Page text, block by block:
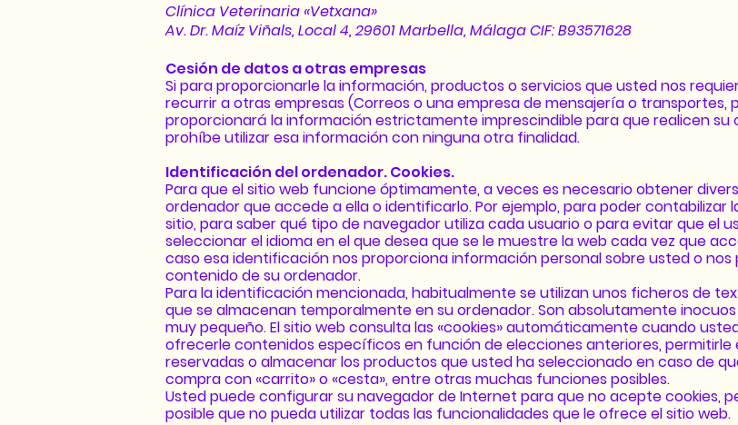
Clínica Veterinaria «Vetxana»
Av. Dr. Maíz Viñals, Local 4, 29601 Marbella, MálagaCIF: B93571628
Cesión de datos a otras empresas
Si para proporcionarle la información, productos o servicios que usted nos
recurrir a otras empresas (Correos o una empresa de mensajería o transportes,
proporcionará la información estrictamente imprescindible para que realicen su
prohíbe utilizar esa información con ninguna otra finalidad.
Identificación del ordenador. Cookies.
Para que el sitio web funcione óptimamente, a veces es necesario obtener
ordenador que accede a ella o identificarlo. Por ejemplo, para poder contabilizar
sitio, para saber qué tipo de navegador utiliza cada usuario o para evitar que el
seleccionar el idioma en el que desea que se le muestre la web cada vez que
caso esa identificación nos proporciona información personal sobre usted o
contenido de su ordenador.
Para la identificación mencionada, habitualmente se utilizan unos ficheros de
que se almacenan temporalmente en su ordenador. Son absolutamente
muy pequeño. El sitio web consulta las «cookies» automáticamente cuando
ofrecerle contenidos específicos en función de elecciones anteriores, permitirle
reservadas o almacenar los productos que usted ha seleccionado en caso de
compra con «carrito» o «cesta», entre otras muchas funciones posibles.
Usted puede configurar su navegador de Internet para que no acepte cookies,
posible que no pueda utilizar todas las funcionalidades que le ofrece el sitio web.